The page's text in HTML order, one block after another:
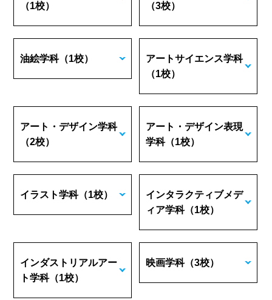
（1校）
（3校）
油絵学科（1校）
アートサイエンス学科
（1校）
アート・デザイン学科
（2校）
アート・デザイン表現
学科（1校）
イラスト学科（1校）
インタラクティブメデ
ィア学科（1校）
インダストリアルアー
ト学科（1校）
映画学科（3校）